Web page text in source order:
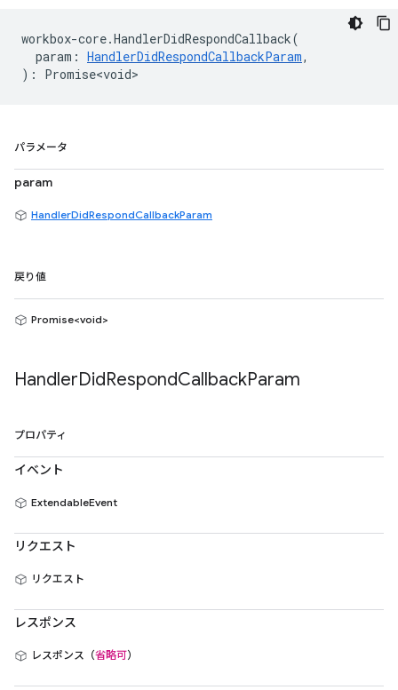
workbox-core.HandlerDidRespondCallback(
param : HandlerDidRespondCallbackParam,
) : Promise<void>
パラメータ
param
HandlerDidRespondCallbackParam
戻り値
Promise<void>
HandlerDidRespondCallbackParam
プロパティ
イベント
ExtendableEvent
リクエスト
リクエスト
レスポンス
レスポンス（省略可）